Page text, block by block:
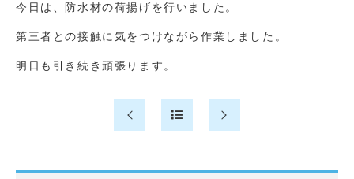
今日は、防水材の荷揚げを行いました。
第三者との接触に気をつけながら作業しました。
明日も引き続き頑張ります。